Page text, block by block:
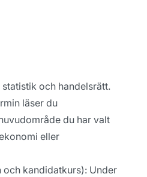
statistik och handelsrätt.
läser du
du har valt
eller
och kandidatkurs): Under